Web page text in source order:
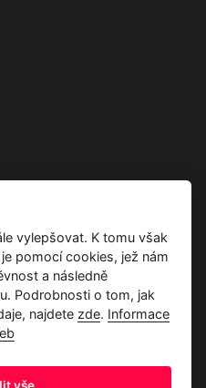
vylepšovat. K tomu však
pomocí cookies, jež nám
a následně
Podrobnosti o tom, jak
najdete zde. Informace